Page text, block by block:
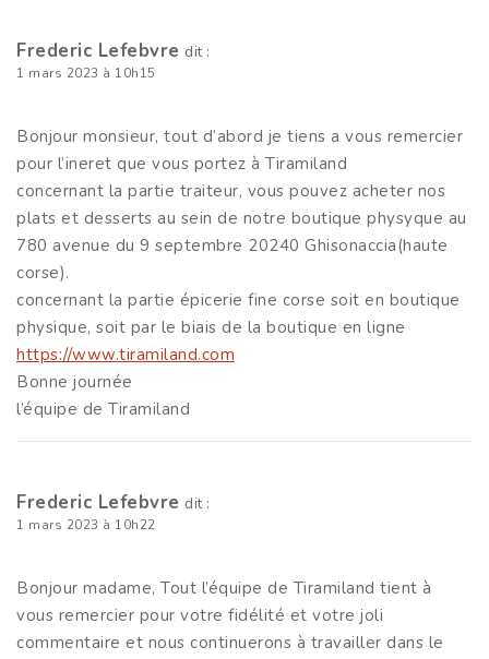
Frederic Lefebvre dit :
1 mars 2023 à 10h15
Bonjour monsieur, tout d’abord je tiens a vous remercier
pour l’ineret que vous portez à Tiramiland
concernant la partie traiteur, vous pouvez acheter nos
plats et desserts au sein de notre boutique physyque au
780 avenue du 9 septembre 20240 Ghisonaccia(haute
corse).
concernant la partie épicerie fine corse soit en boutique
physique, soit par le biais de la boutique en ligne
https://www.tiramiland.com
Bonne journée
l’équipe de Tiramiland
Frederic Lefebvre dit :
1 mars 2023 à 10h22
Bonjour madame, Tout l’équipe de Tiramiland tient à
vous remercier pour votre fidélité et votre joli
commentaire et nous continuerons à travailler dans le